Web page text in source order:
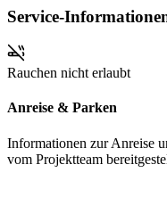
Service-
Rauchen nicht erlaubt
Anreise & Parken
Informationen zur Anreise
vom Projektteam